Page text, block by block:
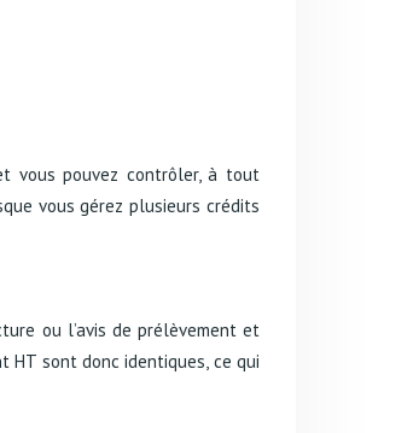
vous pouvez contrôler, à tout
vous gérez plusieurs crédits
ou l’avis de prélèvement et
HT sont donc identiques, ce qui